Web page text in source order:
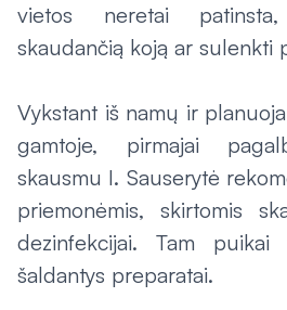
vietos neretai
skaudančią koją ar sulenkti
Vykstant iš namų ir
gamtoje, pirmajai
skausmu I. Sauserytė
priemonėmis, skirtomis
dezinfekcijai. Tam
šaldantys preparatai.